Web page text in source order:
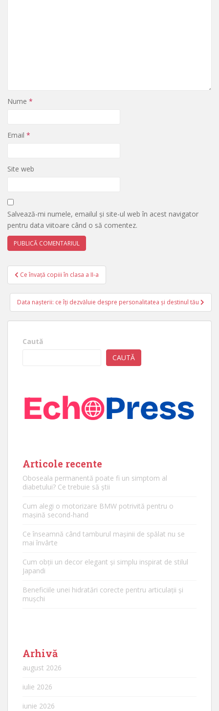
Nume *
Email *
Site web
Salvează-mi numele, emailul și site-ul web în acest navigator
pentru data viitoare când o să comentez.
Navigare
în
articole
Ce învață copiii în clasa a II-a
Data nașterii: ce îți dezvăluie despre personalitatea și destinul tău
Caută
CAUTĂ
Articole recente
Oboseala permanentă poate fi un simptom al
diabetului? Ce trebuie să știi
Cum alegi o motorizare BMW potrivită pentru o
mașină second-hand
Ce înseamnă când tamburul mașinii de spălat nu se
mai învârte
Cum obții un decor elegant și simplu inspirat de stilul
Japandi
Beneficiile unei hidratări corecte pentru articulații și
mușchi
Arhivă
august 2026
iulie 2026
iunie 2026